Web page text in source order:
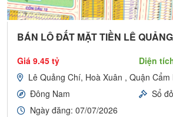
BÁN LÔ ĐẤT MẶT TIỀN LÊ
Giá 9.45 tỷ Diện
Lê Quảng Chí, Hoà Xuân , Quận
Đông Nam
Sổ đỏ
Ngày đăng: 07/07/2026